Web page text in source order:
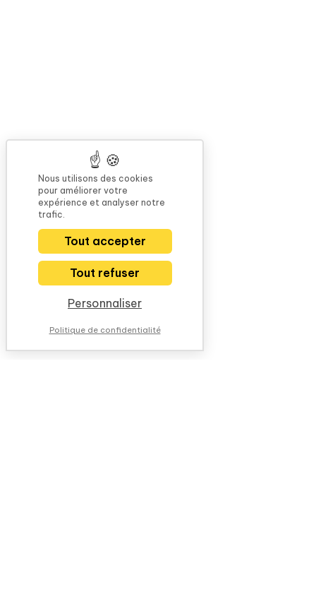
Nous utilisons des cookies
pour améliorer votre
expérience et analyser notre
trafic.
Tout accepter
Tout refuser
Personnaliser
Politique de confidentialité